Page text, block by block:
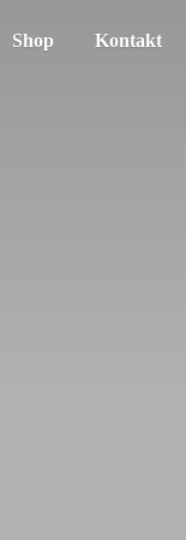
Shop Kontakt